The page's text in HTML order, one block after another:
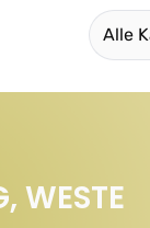
Alle
WESTE